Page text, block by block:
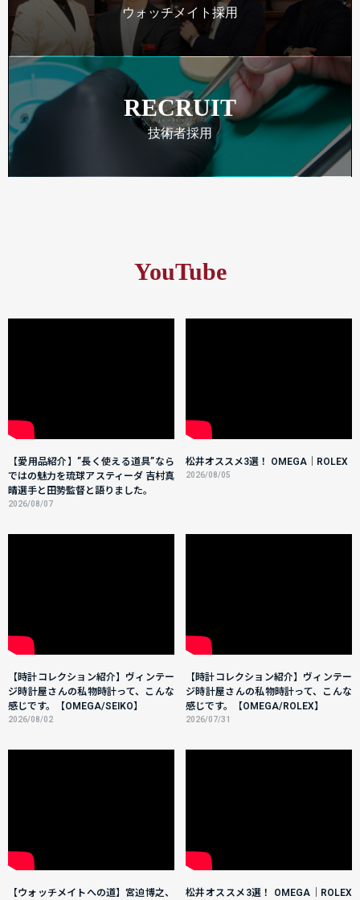
ウォッチメイト採用
RECRUIT
技術者採用
YouTube
【愛用品紹介】”長く使える道具”なら
ではの魅力を琉球アスティーダ 吉村真
晴選手と田㔟監督と語りました。
2026/08/07
松井オススメ3選！ OMEGA｜ROLEX
2026/08/05
【時計コレクション紹介】ヴィンテー
ジ時計屋さんの私物時計って、こんな
感じです。【OMEGA/SEIKO】
2026/08/02
【時計コレクション紹介】ヴィンテー
ジ時計屋さんの私物時計って、こんな
感じです。【OMEGA/ROLEX】
2026/07/31
【ウォッチメイトへの道】宮迫博之、
松井オススメ3選！ OMEGA｜ROLEX